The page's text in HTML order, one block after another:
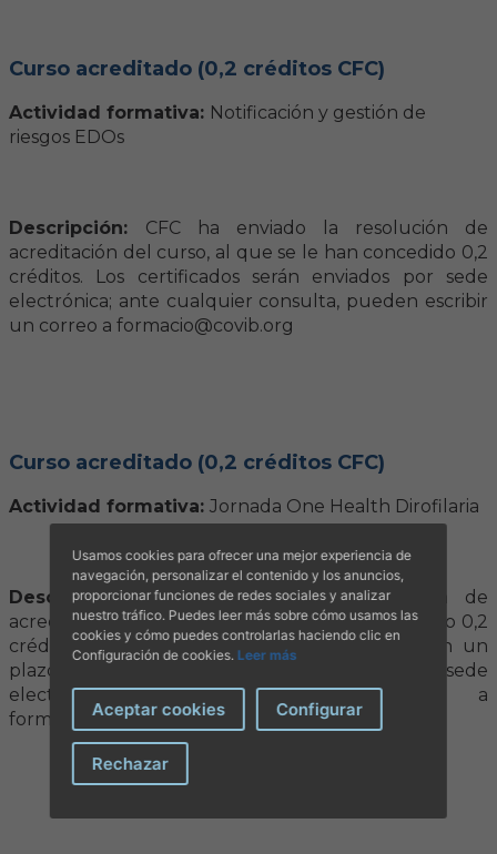
Centros veterinarios
Colegiados
Guía Responsable
Salud animal y salud pública
Curso acreditado (0,2 créditos CFC)
Actividad formativa: Notificación y gestión de
riesgos EDOs
Descripción: CFC ha enviado la resolución de
acreditación del curso, al que se le han concedido 0,2
créditos. Los certificados serán enviados por sede
electrónica; ante cualquier consulta, pueden escribir
un correo a formacio@covib.org
Curso acreditado (0,2 créditos CFC)
Actividad formativa: Jornada One Health Dirofilaria
Descripción:CFC ha enviado la resolución de
acreditación del curso, al que se le han concedido 0,2
créditos. Los certificados pueden solicitarse con un
plazo de 3 días hábiles o descargarse en la sede
electrónica, escribiendo con antelación a
formacio@covib.org
Usamos cookies para ofrecer una mejor experiencia de
navegación, personalizar el contenido y los anuncios,
proporcionar funciones de redes sociales y analizar
nuestro tráfico. Puedes leer más sobre cómo usamos las
cookies y cómo puedes controlarlas haciendo clic en
Configuración de cookies. Leer más
Aceptar cookies Configurar
Rechazar